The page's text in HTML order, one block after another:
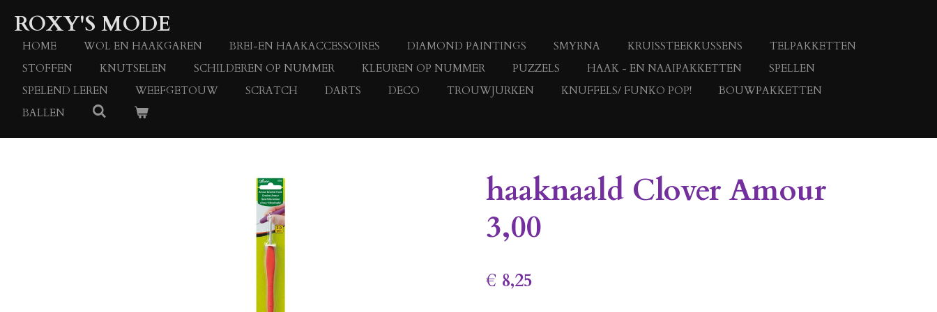
Ga
direct
naar
hoofdinhoud
ROXY'S MODE
HOME WOL EN HAAKGAREN BREI-EN HAAKACCESSOIRES DIAMOND PAINTINGS SMYRNA KRUISSTEEKKUSSENS
TELPAKKETTEN
STOFFEN
KNUTSELEN SCHILDEREN OP NUMMER KLEUREN OP NUMMER PUZZELS HAAK - EN NAAIPAKKETTEN
SPELLEN
SPELEND LEREN
WEEFGETOUW SCRATCH DARTS DECO TROUWJURKEN KNUFFELS/ FUNKO POP!
BOUWPAKKETTEN
BALLEN
haaknaald Clover Amour
3,00
€ 8,25